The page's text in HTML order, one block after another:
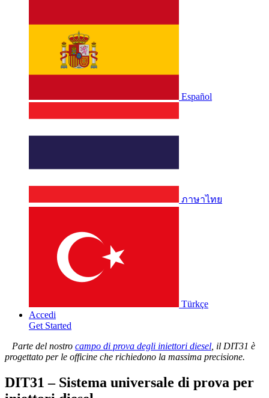
Español
ภาษาไทย
Türkçe
Accedi
Get Started
Parte del nostro campo di prova degli iniettori diesel , il DIT31 è
progettato per le officine che richiedono la massima precisione.
DIT31 – Sistema universale di prova per